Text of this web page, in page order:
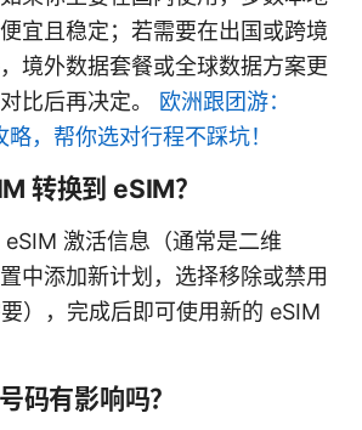
宜且稳定；若需要在出国或跨境
境外数据套餐或全球数据方案更
比后再决定。 欧洲跟团游：
，帮你选对行程不踩坑！
转换到 eSIM？
激活信息（通常是二维
中添加新计划，选择移除或禁用
），完成后即可使用新的 eSIM
码有影响吗？